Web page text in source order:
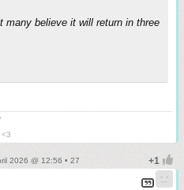
many believe it will return in three
2026 @ 12:56 • 27